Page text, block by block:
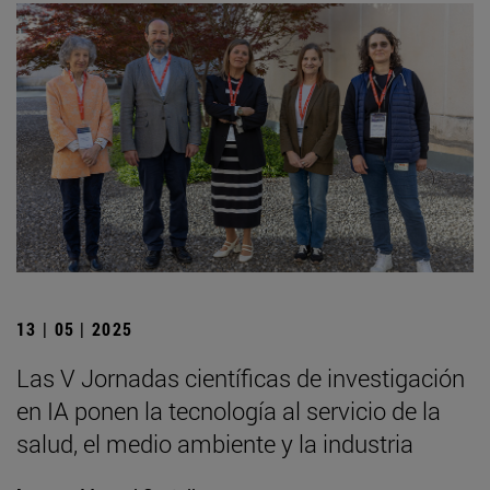
13 | 05 | 2025
Las V Jornadas científicas de investigación
en IA ponen la tecnología al servicio de la
salud, el medio ambiente y la industria